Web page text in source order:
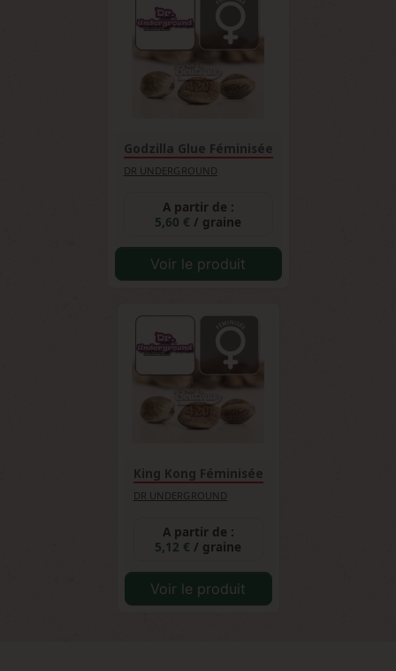
Godzilla Glue Féminisée
DR UNDERGROUND
A partir de :
5,60 € / graine
Voir le produit
King Kong Féminisée
DR UNDERGROUND
A partir de :
5,12 € / graine
Voir le produit